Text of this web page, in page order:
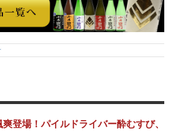
登場！パイルドライバー酔むすび、